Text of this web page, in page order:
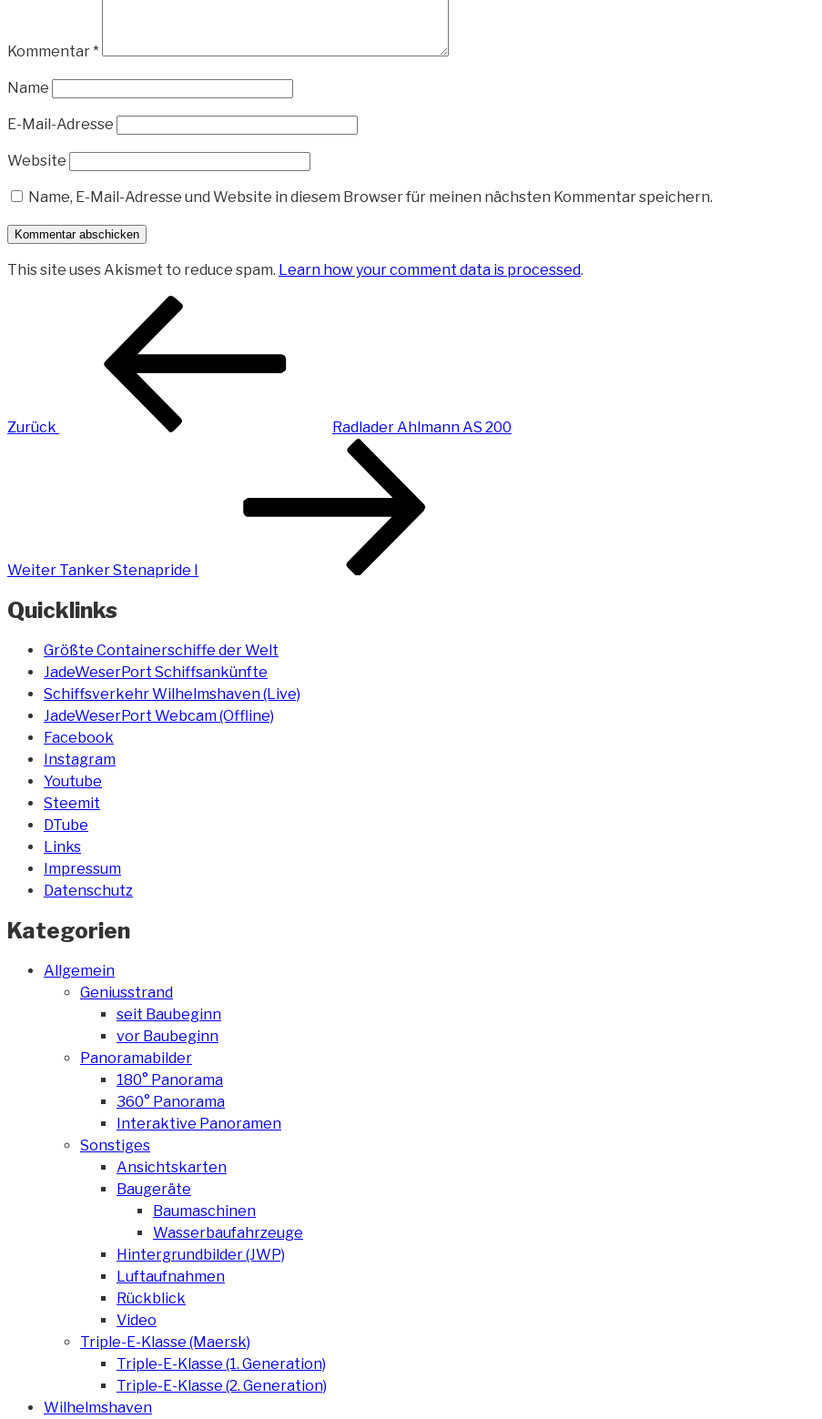
Kommentar*
Name
E-Mail-Adresse
Website
Name, E-Mail-Adresse und Website in diesem Browser für meinen nächsten Kommentar speichern.
This site uses Akismet to reduce spam. Learn how your comment data is processed.
Beitragsnavigation
Zurück
Radlader Ahlmann AS 200
Weiter Tanker Stenapride I
Quicklinks
Größte Containerschiffe der Welt
JadeWeserPort Schiffsankünfte
Schiffsverkehr Wilhelmshaven (Live)
JadeWeserPort Webcam (Offline)
Facebook
Instagram
Youtube
Steemit
DTube
Links
Impressum
Datenschutz
Kategorien
Allgemein
Geniusstrand
seit Baubeginn
vor Baubeginn
Panoramabilder
180° Panorama
360° Panorama
Interaktive Panoramen
Sonstiges
Ansichtskarten
Baugeräte
Baumaschinen
Wasserbaufahrzeuge
Hintergrundbilder (JWP)
Luftaufnahmen
Rückblick
Video
Triple-E-Klasse (Maersk)
Triple-E-Klasse (1. Generation)
Triple-E-Klasse (2. Generation)
Wilhelmshaven